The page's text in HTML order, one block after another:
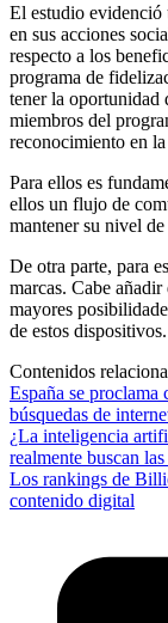
El estudio evidenció
en sus acciones
respecto a los
programa de
tener la oportunidad
miembros del
reconocimiento en
Para ellos es
ellos un flujo de
mantener su nivel
De otra parte, para
marcas. Cabe
mayores
de estos dispositivos.
Contenidos
España se proclama
búsquedas de
¿La inteligencia
realmente buscan
Los rankings de
contenido digital